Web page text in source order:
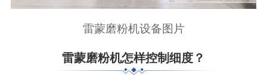
雷蒙磨粉机设备图片
雷蒙磨粉机怎样控制细度？